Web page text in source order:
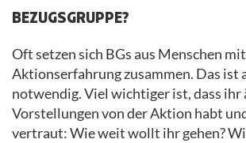
BEZUGSGRUPPE?
Oft setzen sich BGs aus Menschen
Aktionserfahrung zusammen. Das ist
notwendig. Viel wichtiger ist, dass ihr
Vorstellungen von der Aktion habt
vertraut: Wie weit wollt ihr gehen?